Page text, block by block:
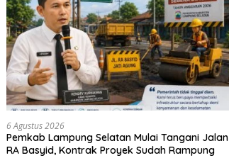
6 Agustus 2026
Pemkab Lampung Selatan Mulai Tangani Jalan
RA Basyid, Kontrak Proyek Sudah Rampung